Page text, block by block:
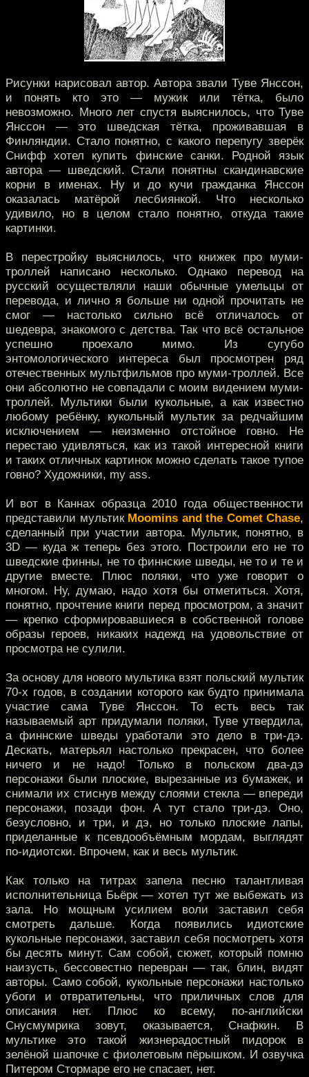
Рисунки нарисовал автор. Автора звали Туве Янссон,
и понять кто это — мужик или тётка, было
невозможно. Много лет спустя выяснилось, что Туве
Янссон — это шведская тётка, проживавшая в
Финляндии. Стало понятно, с какого перепугу зверёк
Снифф хотел купить финские санки. Родной язык
автора — шведский. Стали понятны скандинавские
корни в именах. Ну и до кучи гражданка Янссон
оказалась матёрой лесбиянкой. Что несколько
удивило, но в целом стало понятно, откуда такие
картинки.
В перестройку выяснилось, что книжек про муми-
троллей написано несколько. Однако перевод на
русский осуществляли наши обычные умельцы от
перевода, и лично я больше ни одной прочитать не
смог — настолько сильно всё отличалось от
шедевра, знакомого с детства. Так что всё остальное
успешно проехало мимо. Из сугубо
энтомологического интереса был просмотрен ряд
отечественных мультфильмов про муми-троллей. Все
они абсолютно не совпадали с моим видением муми-
троллей. Мультики были кукольные, а как известно
любому ребёнку, кукольный мультик за редчайшим
исключением — неизменно отстойное говно. Не
перестаю удивляться, как из такой интересной книги
и таких отличных картинок можно сделать такое тупое
говно? Художники, my ass.
И вот в Каннах образца 2010 года общественности
представили мультик Moomins and the Comet Chase,
сделанный при участии автора. Мультик, понятно, в
3D — куда ж теперь без этого. Построили его не то
шведские финны, не то финнские шведы, не то и те и
другие вместе. Плюс поляки, что уже говорит о
многом. Ну, думаю, надо хотя бы отметиться. Хотя,
понятно, прочтение книги перед просмотром, а значит
— крепко сформировавшиеся в собственной голове
образы героев, никаких надежд на удовольствие от
просмотра не сулили.
За основу для нового мультика взят польский мультик
70-х годов, в создании которого как будто принимала
участие сама Туве Янссон. То есть весь так
называемый арт придумали поляки, Туве утвердила,
а финнские шведы уработали это дело в три-дэ.
Дескать, матерьял настолько прекрасен, что более
ничего и не надо! Только в польском два-дэ
персонажи были плоские, вырезанные из бумажек, и
снимали их стиснув между слоями стекла — впереди
персонажи, позади фон. А тут стало три-дэ. Оно,
безусловно, и три, и дэ, но только плоские лапы,
приделанные к псевдообъёмным мордам, выглядят
по-идиотски. Впрочем, как и весь мультик.
Как только на титрах запела песню талантливая
исполнительница Бьёрк — хотел тут же выбежать из
зала. Но мощным усилием воли заставил себя
смотреть дальше. Когда появились идиотские
кукольные персонажи, заставил себя посмотреть хотя
бы десять минут. Сам собой, сюжет, который помню
наизусть, бессовестно перевран — так, блин, видят
авторы. Само собой, кукольные персонажи настолько
убоги и отвратительны, что приличных слов для
описания нет. Плюс ко всему, по-английски
Снусмумрика зовут, оказывается, Снафкин. В
мультике это такой жизнерадостный пидорок в
зелёной шапочке с фиолетовым пёрышком. И озвучка
Питером Стормаре его не спасает, нет.